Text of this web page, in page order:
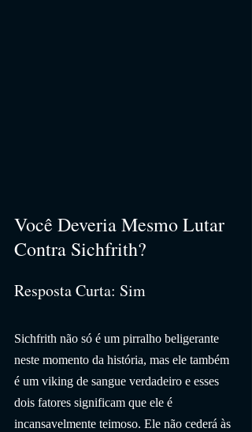
Você Deveria Mesmo Lutar
Contra Sichfrith?
Resposta Curta: Sim
Sichfrith não só é um pirralho beligerante
neste momento da história, mas ele também
é um viking de sangue verdadeiro e esses
dois fatores significam que ele é
incansavelmente teimoso. Ele não cederá às